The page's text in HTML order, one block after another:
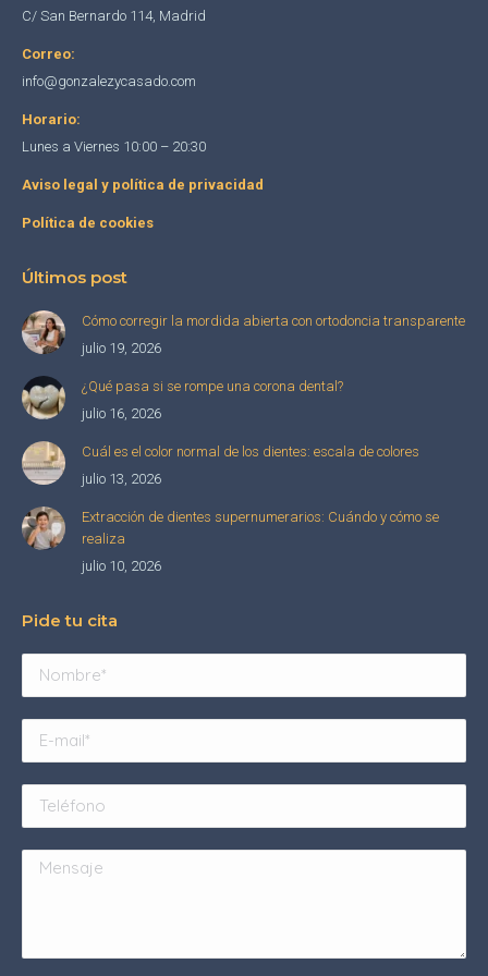
C/ San Bernardo 114, Madrid
Correo:
info@gonzalezycasado.com
Horario:
Lunes a Viernes 10:00 – 20:30
Aviso legal y política de privacidad
Política de cookies
Últimos post
Cómo corregir la mordida abierta con ortodoncia transparente
julio 19, 2026
¿Qué pasa si se rompe una corona dental?
julio 16, 2026
Cuál es el color normal de los dientes: escala de colores
julio 13, 2026
Extracción de dientes supernumerarios: Cuándo y cómo se
realiza
julio 10, 2026
Pide tu cita